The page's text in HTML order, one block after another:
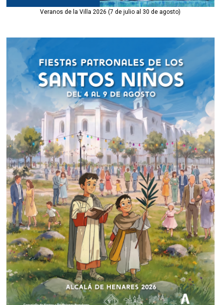
Veranos de la Villa 2026 (7 de julio al 30 de agosto)